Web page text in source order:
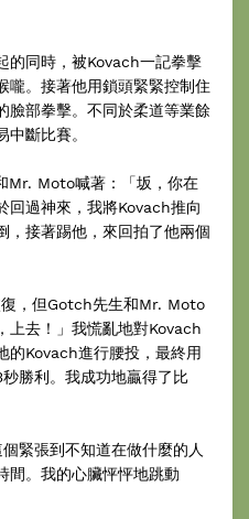
的同時，被Kovach一記拳擊
嚨。接著他用鎖頭緊緊控制住
臉部拳擊。不同於柔道等業餘
斷比賽。
Mr. Moto喊著：「坂，你在
回過神來，我將Kovach推向
，接著踢他，來回拍了他兩個
，但Gotch先生和Mr. Moto
上去！」我慌亂地對Kovach
的Kovach進行腰投，最終用
勝利。我成功地贏得了比
緊張到不知道在做什麼的人
間。我的心臟怦怦地跳動